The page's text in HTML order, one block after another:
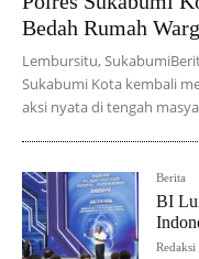
Bedah Rumah
Lembursitu,
Sukabumi Kota kembali
aksi nyata di tengah
Berita
BI